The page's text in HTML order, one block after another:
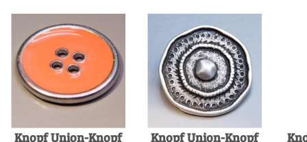
Knopf Union-Knopf
Knopf Union-Knopf